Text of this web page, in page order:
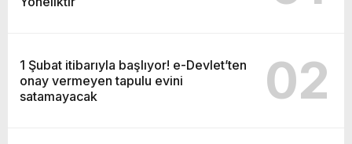
1 Şubat itibarıyla başlıyor! e-Devlet’ten
onay vermeyen tapulu evini
satamayacak
02